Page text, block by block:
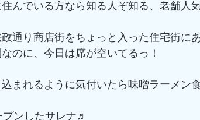
んでいる方なら知る人ぞ知る、老舗人
通り商店街をちょっと入った住宅街に
のに、今日は席が空いてるっ！
まれるように気付いたら味噌ラーメ
プンしたサレナ♬